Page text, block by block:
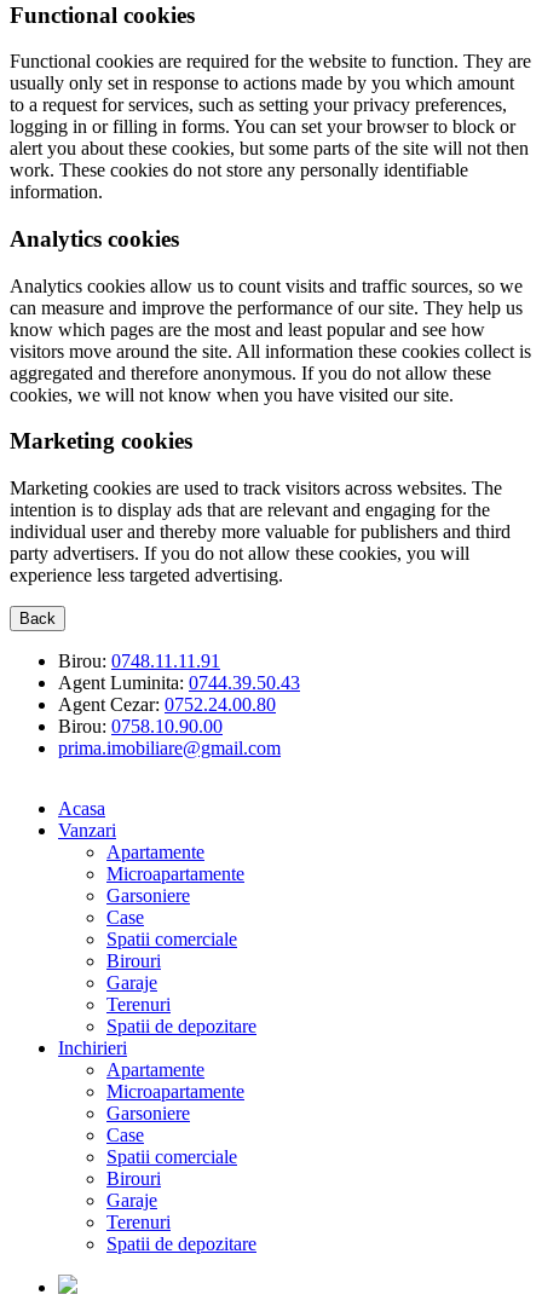
Functional cookies
Functional cookies are required for the website to function. They are
usually only set in response to actions made by you which amount
to a request for services, such as setting your privacy preferences,
logging in or filling in forms. You can set your browser to block or
alert you about these cookies, but some parts of the site will not then
work. These cookies do not store any personally identifiable
information.
Analytics cookies
Analytics cookies allow us to count visits and traffic sources, so we
can measure and improve the performance of our site. They help us
know which pages are the most and least popular and see how
visitors move around the site. All information these cookies collect is
aggregated and therefore anonymous. If you do not allow these
cookies, we will not know when you have visited our site.
Marketing cookies
Marketing cookies are used to track visitors across websites. The
intention is to display ads that are relevant and engaging for the
individual user and thereby more valuable for publishers and third
party advertisers. If you do not allow these cookies, you will
experience less targeted advertising.
Back
Birou: 0748.11.11.91
Agent Luminita: 0744.39.50.43
Agent Cezar: 0752.24.00.80
Birou: 0758.10.90.00
prima.imobiliare@gmail.com
Acasa
Vanzari
Apartamente
Microapartamente
Garsoniere
Case
Spatii comerciale
Birouri
Garaje
Terenuri
Spatii de depozitare
Inchirieri
Apartamente
Microapartamente
Garsoniere
Case
Spatii comerciale
Birouri
Garaje
Terenuri
Spatii de depozitare